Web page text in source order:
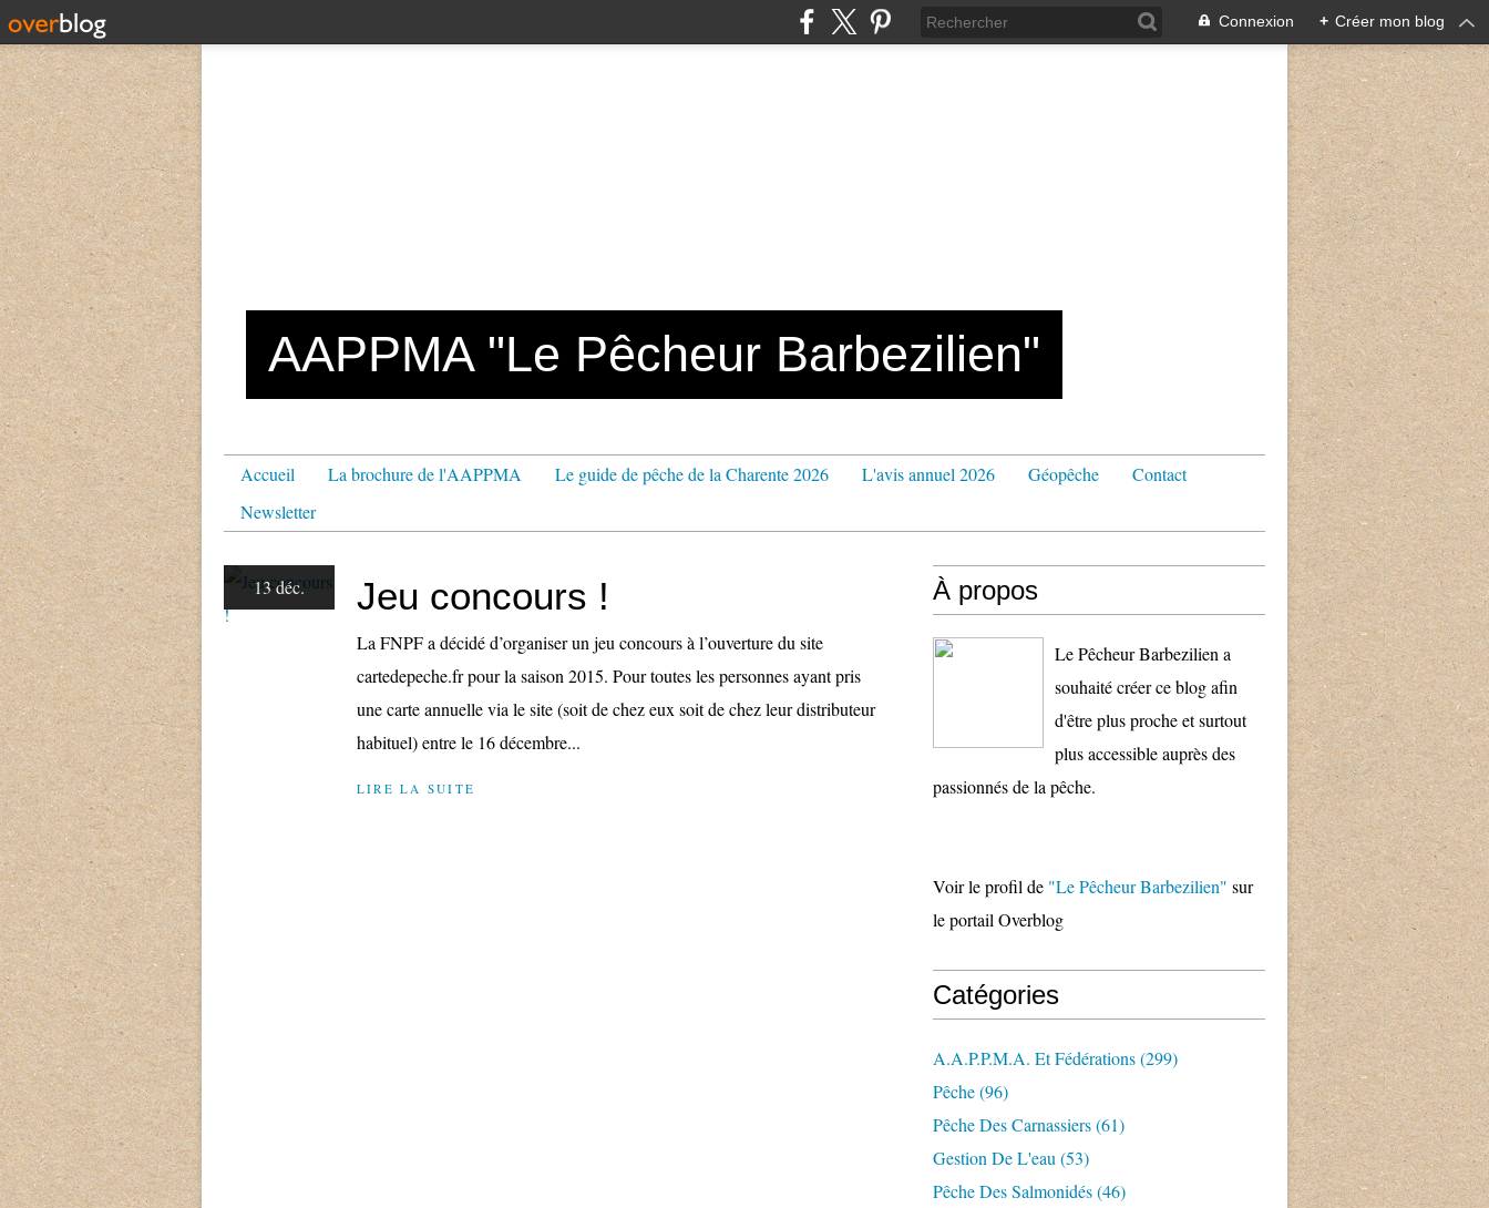
Connexion + Créer mon blog
AAPPMA "Le Pêcheur Barbezilien"
Accueil La brochure de l'AAPPMA Le guide de pêche de la Charente 2026 L'avis annuel 2026 Géopêche
Contact
Newsletter
13 déc. Jeu concours !
La FNPF a décidé d’organiser un jeu concours à l’ouverture du site
cartedepeche.fr pour la saison 2015. Pour toutes les personnes ayant pris
une carte annuelle via le site (soit de chez eux soit de chez leur distributeur
habituel) entre le 16 décembre...
LIRE LA SUITE
À propos
Le Pêcheur Barbezilien a
souhaité créer ce blog afin
d'être plus proche et surtout
plus accessible auprès des
passionnés de la pêche.
Voir le profil de "Le Pêcheur Barbezilien" sur
le portail Overblog
Catégories
A.a.p.p.m.a. Et Fédérations(299)
Pêche(96)
Pêche Des Carnassiers(61)
Gestion De L'eau (53)
Pêche Des Salmonidés(46)